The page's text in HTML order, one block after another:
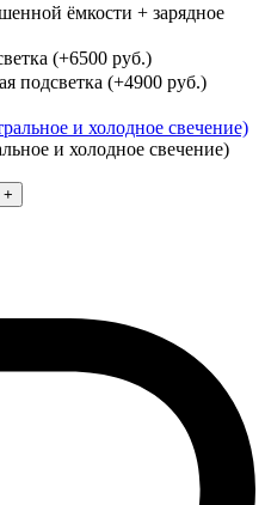
ёмкости + зарядное
(+6500 руб.)
подсветка (+4900 руб.)
и холодное свечение)
+